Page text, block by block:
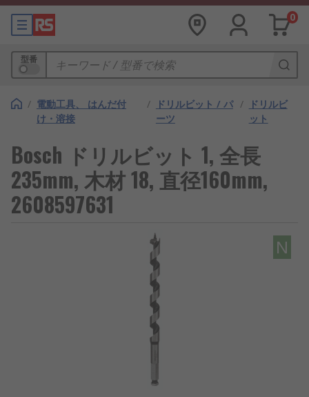
0
型番
/ 電動工具、 はんだ付
け・溶接
/
ドリルビット / パ
ーツ
/
ドリルビ
ット
Bosch ドリルビット 1, 全長
235mm, 木材 18, 直径160mm,
2608597631
N